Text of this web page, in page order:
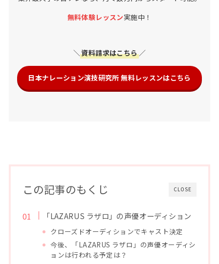
無料体験レッスン実施中！
＼資料請求はこちら／
日本ナレーション演技研究所 無料レッスンはこちら
CLOSE
この記事のもくじ
「LAZARUS ラザロ」の声優オーディション
クローズドオーディションでキャスト決定
今後、「LAZARUS ラザロ」の声優オーディシ
ョンは行われる予定は？